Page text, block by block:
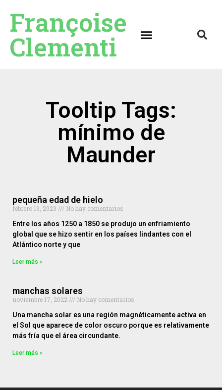
Françoise
Clementi
Tooltip Tags:
mínimo de
Maunder
pequeña edad de hielo
febrero 19, 2023
No hay comentarios
Entre los años 1250 a 1850 se produjo un enfriamiento
global que se hizo sentir en los países lindantes con el
Atlántico norte y que
Leer más »
manchas solares
noviembre 17, 2022
No hay comentarios
Una mancha solar es una región magnéticamente activa en
el Sol que aparece de color oscuro porque es relativamente
más fría que el área circundante.
Leer más »